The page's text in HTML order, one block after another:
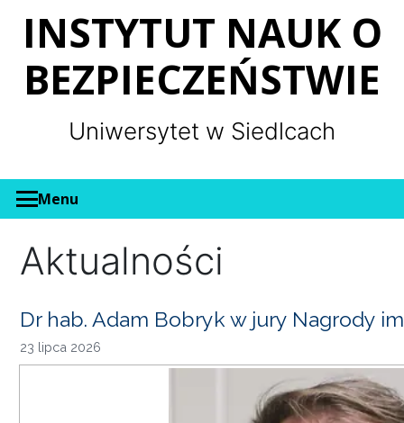
INSTYTUT NAUK O
BEZPIECZEŃSTWIE
Uniwersytet w Siedlcach
Menu
Aktualności
Dr hab. Adam Bobryk w jury Nagrody
23 lipca 2026